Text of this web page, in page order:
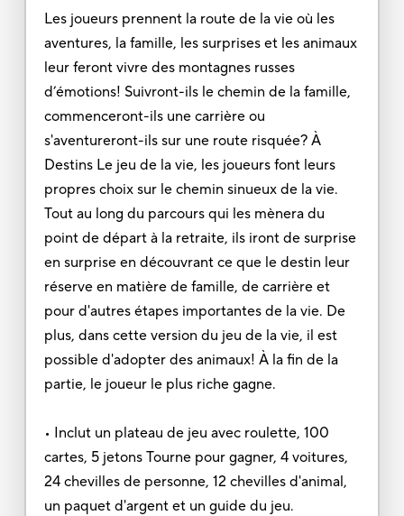
Les joueurs prennent la route de la vie où les
aventures, la famille, les surprises et les animaux
leur feront vivre des montagnes russes
d’émotions! Suivront-ils le chemin de la famille,
commenceront-ils une carrière ou
s'aventureront-ils sur une route risquée? À
Destins Le jeu de la vie, les joueurs font leurs
propres choix sur le chemin sinueux de la vie.
Tout au long du parcours qui les mènera du
point de départ à la retraite, ils iront de surprise
en surprise en découvrant ce que le destin leur
réserve en matière de famille, de carrière et
pour d'autres étapes importantes de la vie. De
plus, dans cette version du jeu de la vie, il est
possible d'adopter des animaux! À la fin de la
partie, le joueur le plus riche gagne.
• Inclut un plateau de jeu avec roulette, 100
cartes, 5 jetons Tourne pour gagner, 4 voitures,
24 chevilles de personne, 12 chevilles d'animal,
un paquet d'argent et un guide du jeu.